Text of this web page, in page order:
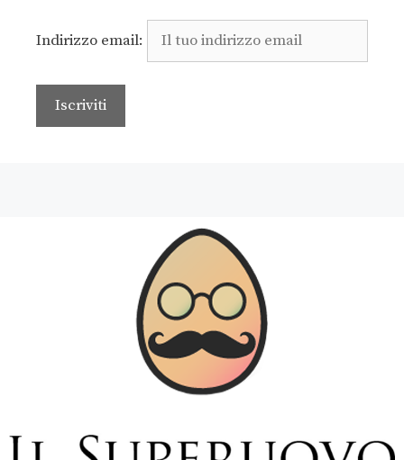
Indirizzo email: